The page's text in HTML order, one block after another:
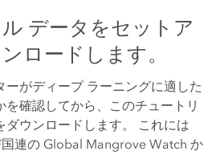
データをセットア
ロードします。
ーがディープ ラーニングに適した
を確認してから、このチュートリ
ダウンロードします。 これには
連の Global Mangrove Watch か